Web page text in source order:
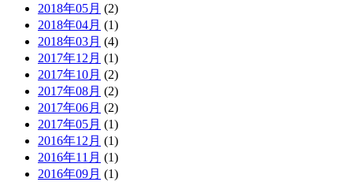
2018年05月 (2)
2018年04月 (1)
2018年03月 (4)
2017年12月 (1)
2017年10月 (2)
2017年08月 (2)
2017年06月 (2)
2017年05月 (1)
2016年12月 (1)
2016年11月 (1)
2016年09月 (1)